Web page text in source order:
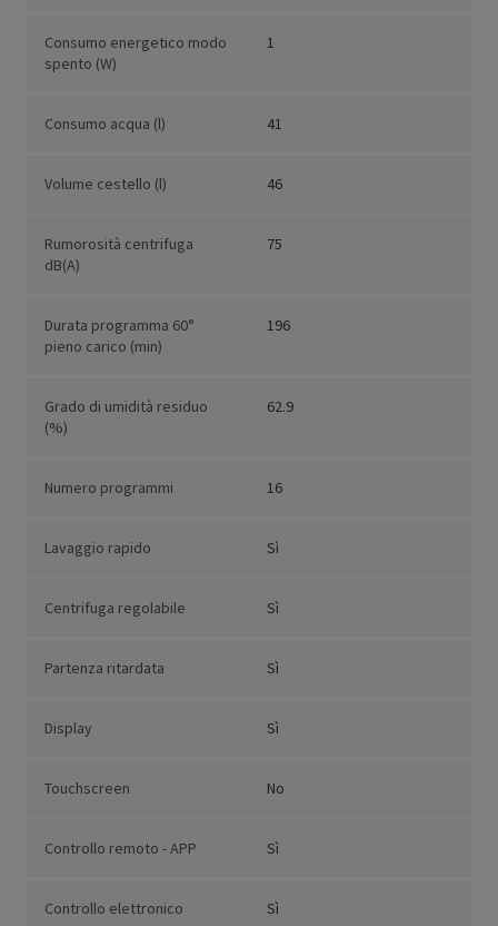
Consumo energetico modo
spento (W)
1
Consumo acqua (l) 41
Volume cestello (l) 46
Rumorosità centrifuga
dB(A)
75
Durata programma 60°
pieno carico (min)
196
Grado di umidità residuo
(%)
62.9
Numero programmi 16
Lavaggio rapido Sì
Centrifuga regolabile Sì
Partenza ritardata Sì
Display Sì
Touchscreen No
Controllo remoto - APP Sì
Controllo elettronico Sì